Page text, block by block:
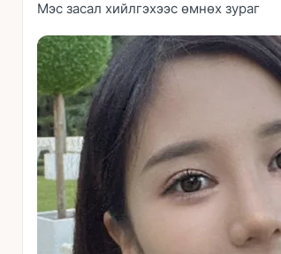
Мэс засал хийлгэхээс өмнөх зураг